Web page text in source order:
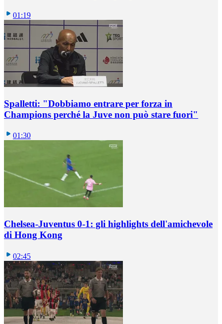
01:19
Spalletti: "Dobbiamo entrare per forza in
Champions perché la Juve non può stare fuori"
01:30
Chelsea-Juventus 0-1: gli highlights dell'amichevole
di Hong Kong
02:45